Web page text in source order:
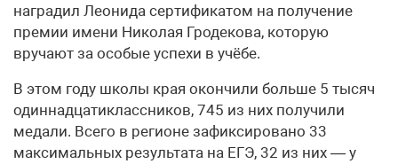
наградил Леонида сертификатом на получение
премии имени Николая Гродекова, которую
вручают за особые успехи в учёбе.
В этом году школы края окончили больше 5 тысяч
одиннадцатиклассников, 745 из них получили
медали. Всего в регионе зафиксировано 33
максимальных результата на ЕГЭ, 32 из них — у